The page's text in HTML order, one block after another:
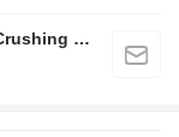
Boratas Machinery | Mobile & Stationary Crushing and Screening Plants Manufacturer